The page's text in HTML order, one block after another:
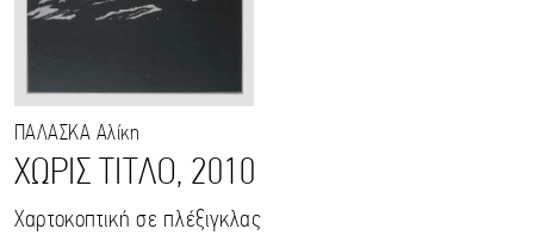
ΠΑΛΑΣΚΑ Αλίκη
ΧΩΡΙΣ ΤΙΤΛΟ, 2010
Χαρτοκοπτική σε πλέξιγκλας